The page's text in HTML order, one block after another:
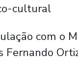
cultural
com o
Fernando